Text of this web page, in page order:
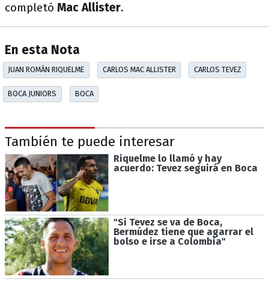
completó Mac Allister.
En esta Nota
JUAN ROMÁN RIQUELME CARLOS MAC ALLISTER CARLOS TEVEZ
BOCA JUNIORS BOCA
También te puede interesar
Riquelme lo llamó y hay
acuerdo: Tevez seguirá en Boca
"Si Tevez se va de Boca,
Bermúdez tiene que agarrar el
bolso e irse a Colombia"